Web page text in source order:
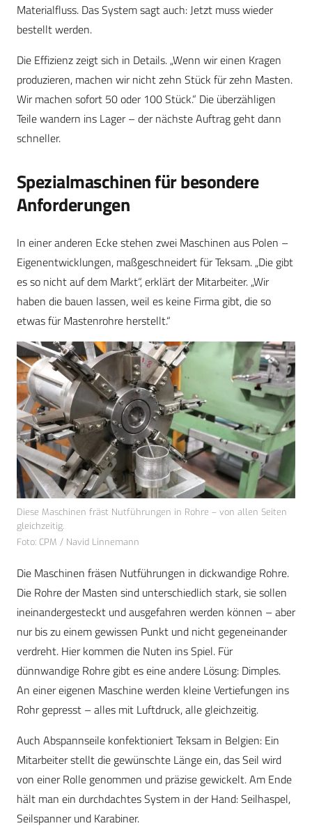
Materialfluss. Das System sagt auch: Jetzt muss wieder
bestellt werden.
Die Effizienz zeigt sich in Details. „Wenn wir einen Kragen
produzieren, machen wir nicht zehn Stück für zehn Masten.
Wir machen sofort 50 oder 100 Stück.“ Die überzähligen
Teile wandern ins Lager – der nächste Auftrag geht dann
schneller.
Spezialmaschinen für besondere
Anforderungen
In einer anderen Ecke stehen zwei Maschinen aus Polen –
Eigenentwicklungen, maßgeschneidert für Teksam. „Die gibt
es so nicht auf dem Markt“, erklärt der Mitarbeiter. „Wir
haben die bauen lassen, weil es keine Firma gibt, die so
etwas für Mastenrohre herstellt.“
Diese Maschinen fräst Nutführungen in Rohre – von allen Seiten
gleichzeitig.
Foto: CPM / Navid Linnemann
Die Maschinen fräsen Nutführungen in dickwandige Rohre.
Die Rohre der Masten sind unterschiedlich stark, sie sollen
ineinandergesteckt und ausgefahren werden können – aber
nur bis zu einem gewissen Punkt und nicht gegeneinander
verdreht. Hier kommen die Nuten ins Spiel. Für
dünnwandige Rohre gibt es eine andere Lösung: Dimples.
An einer eigenen Maschine werden kleine Vertiefungen ins
Rohr gepresst – alles mit Luftdruck, alle gleichzeitig.
Auch Abspannseile konfektioniert Teksam in Belgien: Ein
Mitarbeiter stellt die gewünschte Länge ein, das Seil wird
von einer Rolle genommen und präzise gewickelt. Am Ende
hält man ein durchdachtes System in der Hand: Seilhaspel,
Seilspanner und Karabiner.